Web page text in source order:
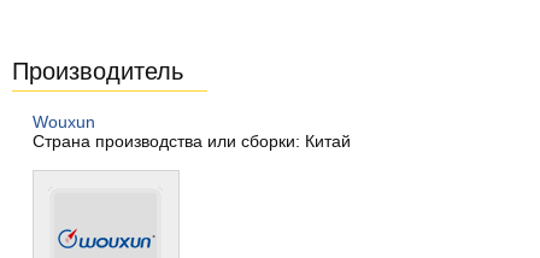
Производитель
Wouxun
Страна производства или сборки: Китай